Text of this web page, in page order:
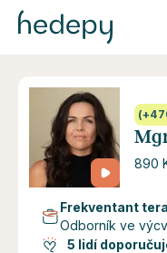
890
Frekventant
Odborník ve
5 lidí